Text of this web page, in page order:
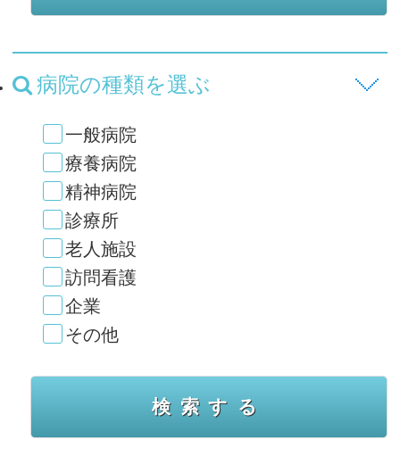
病院の種類を選ぶ
一般病院
療養病院
精神病院
診療所
老人施設
訪問看護
企業
その他